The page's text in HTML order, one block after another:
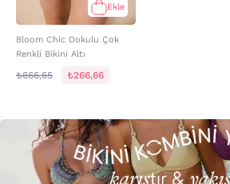
Ekle
Bloom Chic Dokulu Çok
Renkli Bikini Altı
₺666,65 ₺266,66